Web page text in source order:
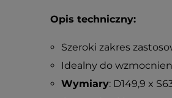
Opis techniczny:
Szeroki zakres
Idealny do
Wymiary: D149,9 x